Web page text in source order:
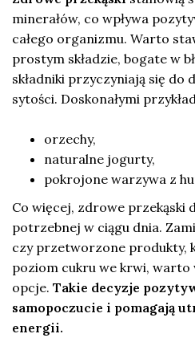
minerałów, co wpływa
całego organizmu. Warto
prostym składzie, bogate w
składniki przyczyniają się do
sytości. Doskonałymi
orzechy,
naturalne jogurty,
pokrojone warzywa z
Co więcej, zdrowe przekąski
potrzebnej w ciągu dnia.
czy przetworzone produkty,
poziom cukru we krwi,
opcje. Takie decyzje
samopoczucie i pomagają
energii.